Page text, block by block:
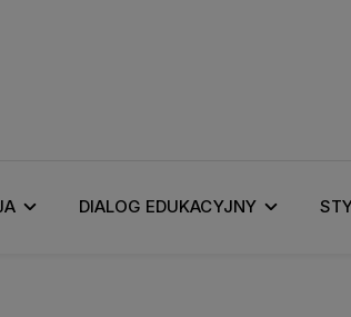
DIALOG EDUKACYJNY